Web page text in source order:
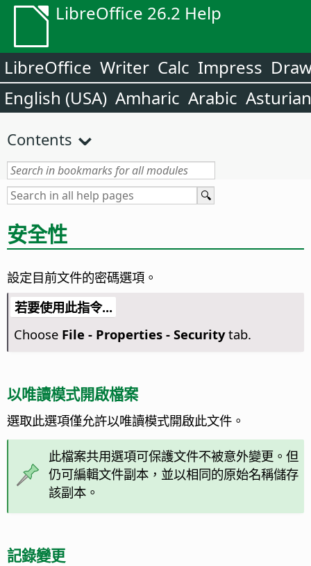
LibreOffice 26.2 Help
LibreOffice Writer Calc Impress
English (USA) Amharic Arabic Asturian
Contents
安全性
設定目前文件的密碼選項。
若要使用此指令...
Choose File - Properties - Securitytab.
以唯讀模式開啟檔案
選取此選項僅允許以唯讀模式開啟此文件。
此檔案共用選項可保護文件不被意外變更。但
仍可編輯文件副本，並以相同的原始名稱儲存
該副本。
記錄變更